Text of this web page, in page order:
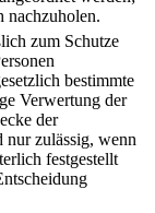
nachzuholen.
zum Schutze
bestimmte
Verwertung der
der
nur zulässig, wenn
festgestellt